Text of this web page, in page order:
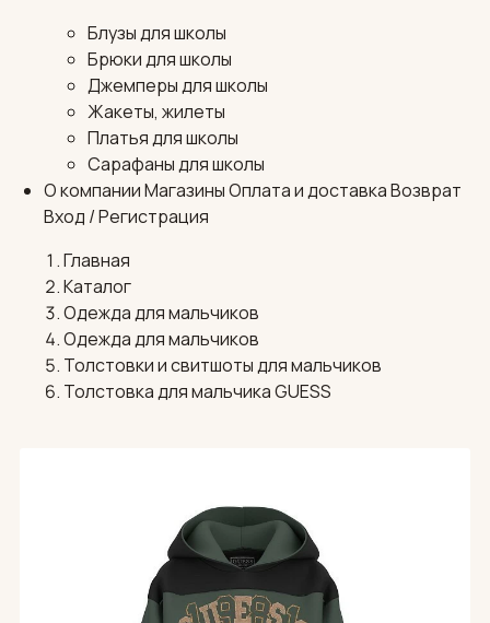
Блузы для школы
Брюки для школы
Джемперы для школы
Жакеты, жилеты
Платья для школы
Сарафаны для школы
О компанииМагазиныОплата и доставкаВозврат
Вход / Регистрация
Главная
Каталог
Одежда для мальчиков
Одежда для мальчиков
Толстовки и свитшоты для мальчиков
Толстовка для мальчика GUESS